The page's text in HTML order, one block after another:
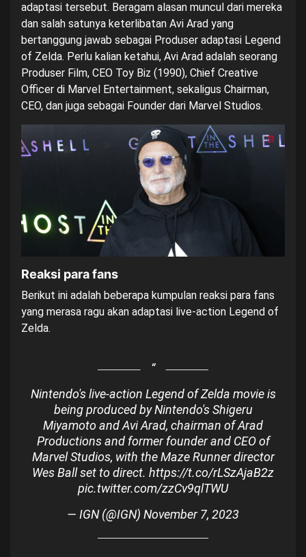
adaptasi tersebut. Beragam alasan muncul dari mereka
dan salah satunya keterlibatan Avi Arad yang
bertanggung jawab sebagai Produser adaptasi Legend
of Zelda. Perlu kalian ketahui, Avi Arad adalah seorang
Produser Film, CEO Toy Biz (1990), Chief Creative
Officer di Marvel Entertainment, sekaligus Chairman,
CEO, dan juga sebagai Founder dari Marvel Studios.
Reaksi para fans
Berikut ini adalah beberapa kumpulan reaksi para fans
yang merasa ragu akan adaptasi live-action Legend of
Zelda.
Nintendo's live-action Legend of Zelda movie is
being produced by Nintendo's Shigeru
Miyamoto and Avi Arad, chairman of Arad
Productions and former founder and CEO of
Marvel Studios, with the Maze Runner director
Wes Ball set to direct. https://t.co/rLSzAjaB2z
pic.twitter.com/zzCv9qlTWU
— IGN (@IGN) November 7, 2023